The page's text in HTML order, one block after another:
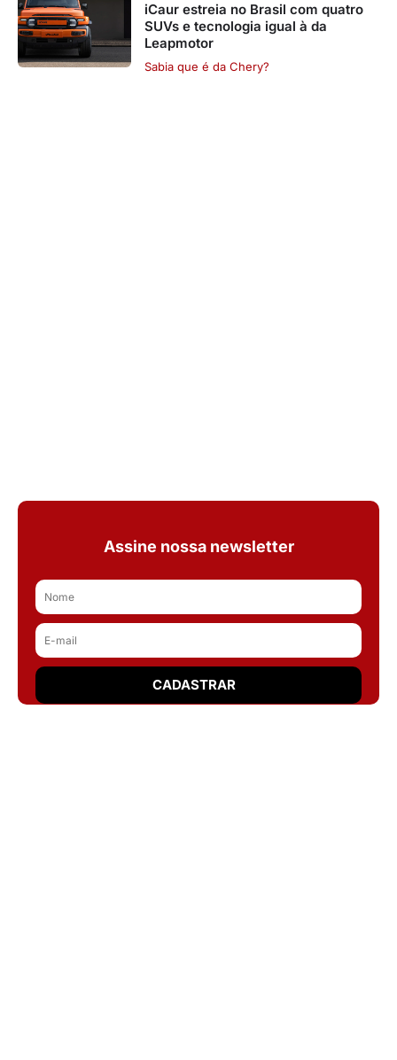
iCaur estreia no Brasil com quatro
SUVs e tecnologia igual à da
Leapmotor
Sabia que é da Chery?
Assine nossa newsletter